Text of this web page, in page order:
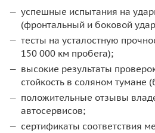
успешные испытания на
(фронтальный и боковой
тесты на усталостную
150 000 км пробега);
высокие результаты
стойкость в соляном тумане
положительные отзывы
автосервисов;
сертификаты соответствия